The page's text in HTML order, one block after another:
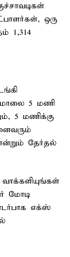
ஒரு
1,314
மாலை 5 மணி
5 மணிக்கு
தேர்தல்
மோடி
எக்ஸ்